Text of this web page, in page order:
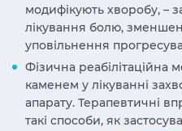
модифікують хворобу, –
лікування болю,
уповільнення
Фізична реабілітаційна
каменем у лікуванні
апарату. Терапевтичні
такі способи, як